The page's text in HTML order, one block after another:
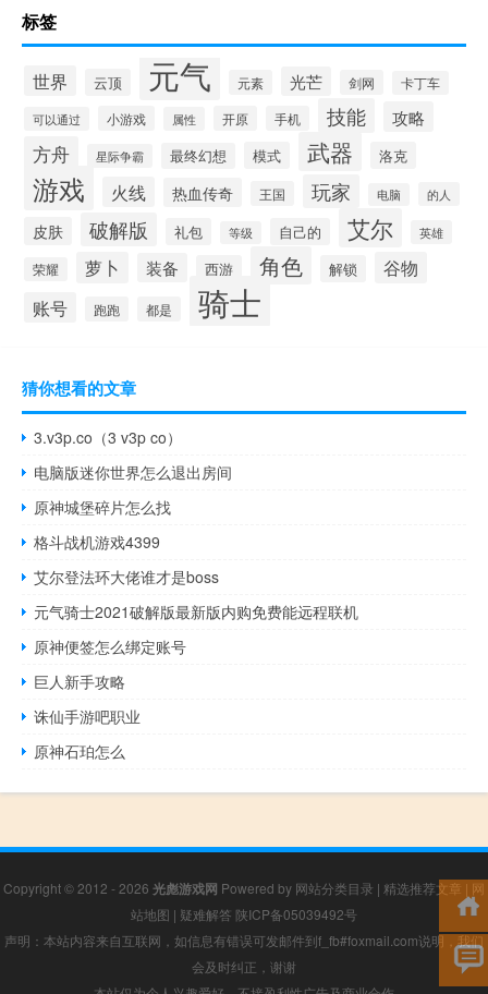
标签
世界 云顶 元气 元素 光芒 剑网 卡丁车
可以通过 小游戏 属性 开原 手机 技能 攻略
方舟 星际争霸 最终幻想 模式 武器 洛克
游戏 火线 热血传奇 王国 玩家 电脑 的人
皮肤 破解版 礼包 等级 自己的 艾尔 英雄
荣耀 萝卜 装备 西游 角色 解锁 谷物
账号 跑跑 都是 骑士
猜你想看的文章
3.v3p.co（3 v3p co）
电脑版迷你世界怎么退出房间
原神城堡碎片怎么找
格斗战机游戏4399
艾尔登法环大佬谁才是boss
元气骑士2021破解版最新版内购免费能远程联机
原神便签怎么绑定账号
巨人新手攻略
诛仙手游吧职业
原神石珀怎么
Copyright © 2012 - 2026 光彪游戏网 Powered by 网站分类目录 | 精选推荐文章 | 网
站地图 | 疑难解答 陕ICP备05039492号
声明：本站内容来自互联网，如信息有错误可发邮件到f_fb#foxmail.com说明，我们
会及时纠正，谢谢